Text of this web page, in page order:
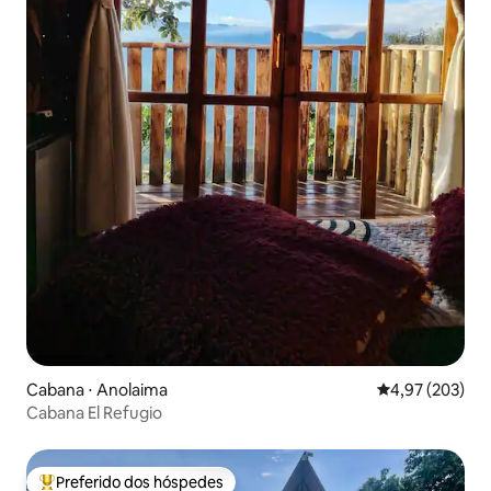
Cabana ⋅ Anolaima 4,97 de uma
4,97 (203)
Cabana El Refugio
Preferido dos hóspedes